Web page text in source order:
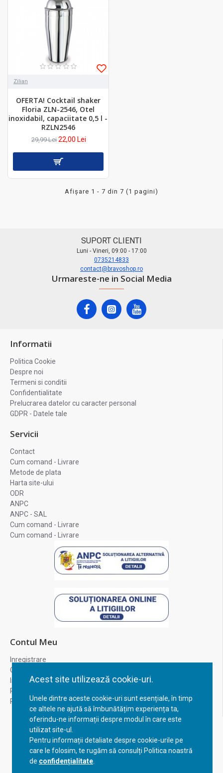
Acest site utilizează cookie-uri.
Unele dintre aceste cookie-uri sunt esențiale, în timp
ce altele ne ajută să îmbunătățim experiența ta,
oferindu-ne informații despre modul în care este
utilizat site-ul.
Pentru informații detaliate despre cookie-urile pe
care le folosim, te rugăm să consulți Politica noastră
de confidențialitate
Zilian
OFERTA! Cocktail shaker
Floria ZLN-2546, Otel
inoxidabil, capaciitate 0,5 l -
RZLN2546
29,99 Lei 22,00 Lei
Afişare 1 - 7 din 7 (1 pagini)
SUPORT CLIENTI
Luni - Vineri, 09:00 - 17:00
0735214833
contact@bravoshop.ro
Urmareste-ne in Social Media
Informatii
Politica Cookie
Despre noi
Termeni si conditii
Confidentialitate
Prelucrarea datelor cu caracter personal
GDPR - Datele tale
Servicii
Contact
Cum comand - Livrare
Metode de plata
Harta site-ului
ODR
ANPC
ANPC - SAL
Cum comand - Livrare
Cum comand - Livrare
Contul Meu
Inregistrare
Contul meu
Istoric comenzi
Recuperare parola
Returnare produs